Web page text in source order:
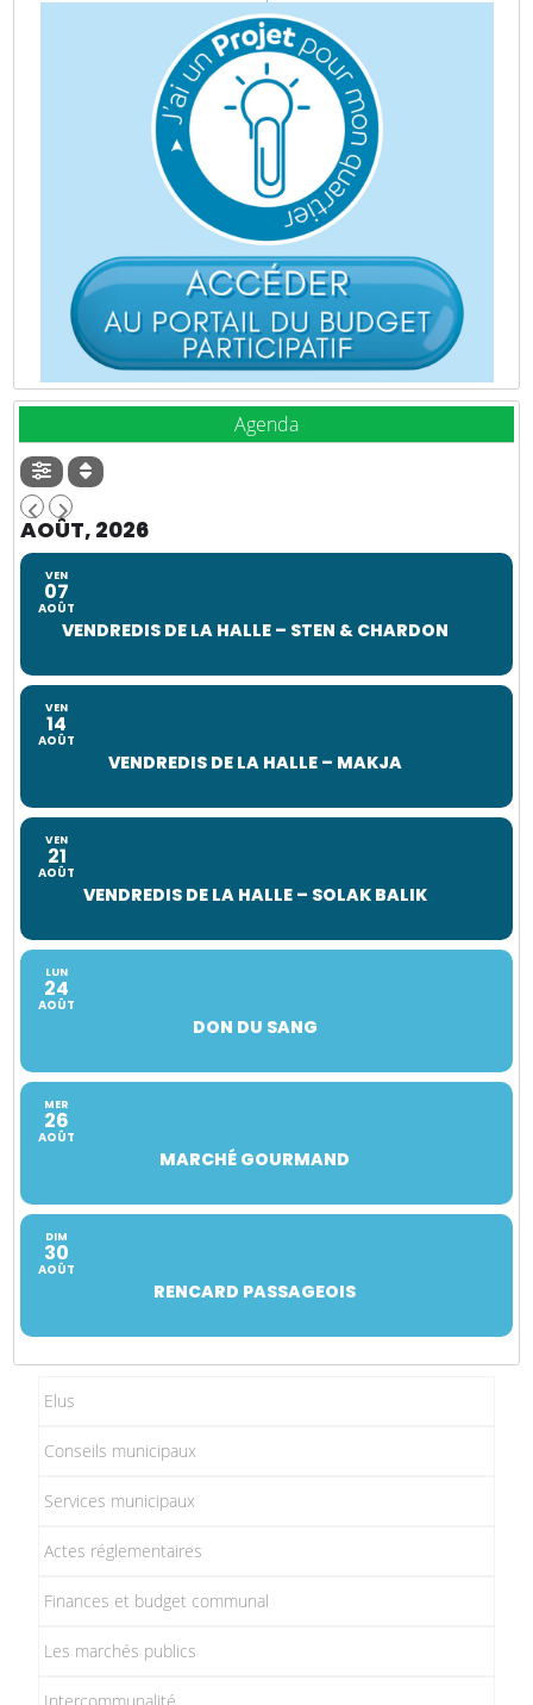
Agenda
AOÛT, 2026
VEN
07
AOÛT
VENDREDIS DE LA HALLE – STEN & CHARDON
VEN
14
AOÛT
VENDREDIS DE LA HALLE – MAKJA
VEN
21
AOÛT
VENDREDIS DE LA HALLE – SOLAK BALIK
LUN
24
AOÛT
DON DU SANG
MER
26
AOÛT
MARCHÉ GOURMAND
DIM
30
AOÛT
RENCARD PASSAGEOIS
Elus
Conseils municipaux
Services municipaux
Actes réglementaires
Finances et budget communal
Les marchés publics
Intercommunalité